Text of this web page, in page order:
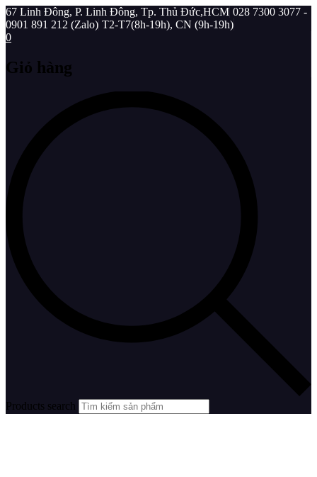
67 Linh Đông, P. Linh Đông, Tp. Thủ Đức,HCM 028 7300 3077 -
0901 891 212 (Zalo) T2-T7(8h-19h), CN (9h-19h)
0
Giỏ hàng
Products search